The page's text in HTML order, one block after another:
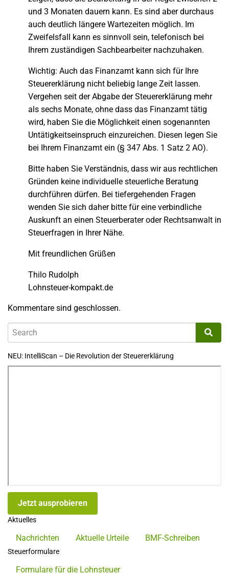
und 3 Monaten dauern kann. Es sind aber durchaus
auch deutlich längere Wartezeiten möglich. Im
Zweifelsfall kann es sinnvoll sein, telefonisch bei
Ihrem zuständigen Sachbearbeiter nachzuhaken.
Wichtig: Auch das Finanzamt kann sich für Ihre
Steuererklärung nicht beliebig lange Zeit lassen.
Vergehen seit der Abgabe der Steuererklärung mehr
als sechs Monate, ohne dass das Finanzamt tätig
wird, haben Sie die Möglichkeit einen sogenannten
Untätigkeitseinspruch einzureichen. Diesen legen Sie
bei Ihrem Finanzamt ein (§ 347 Abs. 1 Satz 2 AO).
Bitte haben Sie Verständnis, dass wir aus rechtlichen
Gründen keine individuelle steuerliche Beratung
durchführen dürfen. Bei tiefergehenden Fragen
wenden Sie sich daher bitte für eine verbindliche
Auskunft an einen Steuerberater oder Rechtsanwalt in
Steuerfragen in Ihrer Nähe.
Mit freundlichen Grüßen
Thilo Rudolph
Lohnsteuer-kompakt.de
Kommentare sind geschlossen.
NEU: IntelliScan – Die Revolution der Steuererklärung
Jetzt ausprobieren
Aktuelles
Nachrichten Aktuelle Urteile BMF-Schreiben
Steuerformulare
Formulare für die Lohnsteuer